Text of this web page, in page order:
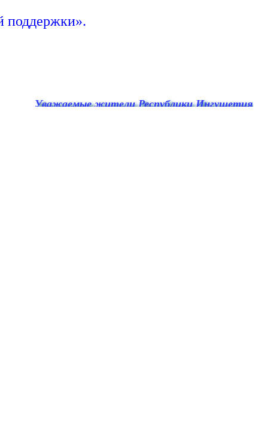
поддержки».
Уважаемые жители Республики Ингушетия! По